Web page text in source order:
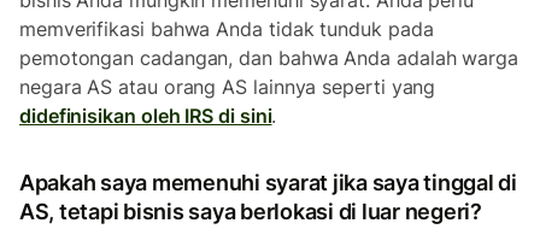
memverifikasi bahwa Anda tidak tunduk pada
pemotongan cadangan, dan bahwa Anda adalah warga
negara AS atau orang AS lainnya seperti yang
didefinisikan oleh IRS di sini.
Apakah saya memenuhi syarat jika saya tinggal di
AS, tetapi bisnis saya berlokasi di luar negeri?